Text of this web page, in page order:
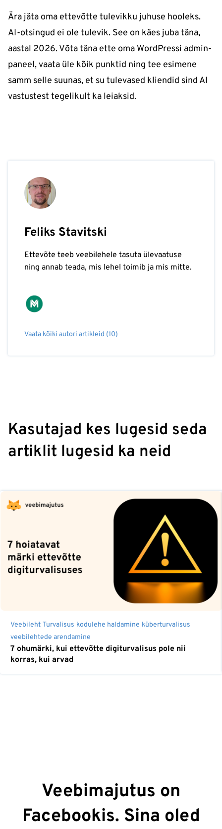
Ära jäta oma ettevõtte tulevikku juhuse hooleks.
AI-otsingud ei ole tulevik. See on käes juba täna,
aastal 2026. Võta täna ette oma WordPressi admin-
paneel, vaata üle kõik punktid ning tee esimene
samm selle suunas, et su tulevased kliendid sind AI
vastustest tegelikult ka leiaksid.
Feliks Stavitski
Ettevõte teeb veebilehele tasuta ülevaatuse
ning annab teada, mis lehel toimib ja mis mitte.
Vaata kõiki autori artikleid (10)
Kasutajad kes lugesid seda
artiklit lugesid ka neid
Veebileht Turvalisus kodulehe haldamine küberturvalisus
veebilehtede arendamine
7 ohumärki, kui ettevõtte digiturvalisus pole nii
korras, kui arvad
Veebimajutus on
Facebookis. Sina oled